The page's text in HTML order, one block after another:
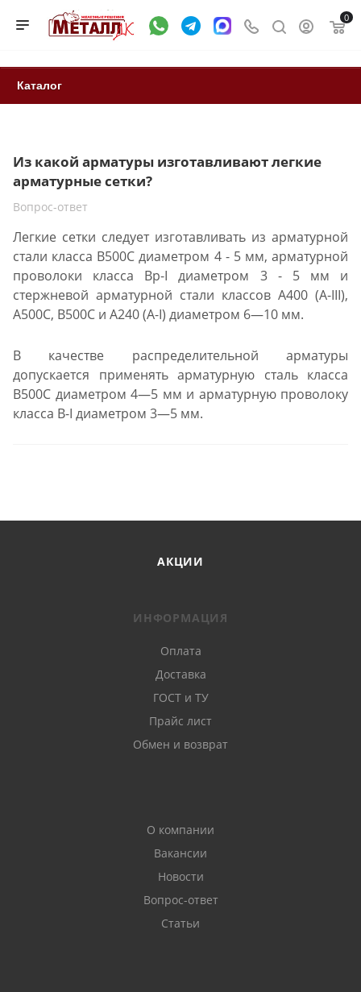
0
Каталог
Из какой арматуры изготавливают легкие
арматурные сетки?
Вопрос-ответ
Легкие сетки следует изготавливать из арматурной
стали класса В500С диаметром 4 - 5 мм, арматурной
проволоки класса Вр-I диаметром 3 - 5 мм и
стержневой арматурной стали классов А400 (А-III),
А500С, В500С и А240 (А-I) диаметром 6—10 мм.
В качестве распределительной арматуры
допускается применять арматурную сталь класса
В500С диаметром 4—5 мм и арматурную проволоку
класса В-I диаметром 3—5 мм.
АКЦИИ
ИНФОРМАЦИЯ
Оплата
Доставка
ГОСТ и ТУ
Прайс лист
Обмен и возврат
О компании
Вакансии
Новости
Вопрос-ответ
Статьи